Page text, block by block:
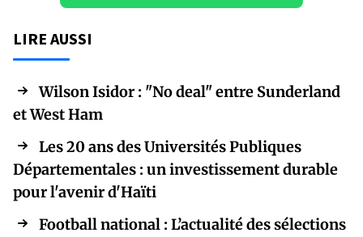
LIRE AUSSI
Wilson Isidor : "No deal" entre Sunderland
et West Ham
Les 20 ans des Universités Publiques
Départementales : un investissement durable
pour l'avenir d'Haïti
Football national : L’actualité des sélections